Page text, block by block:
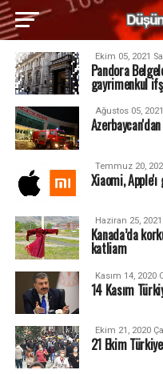
Ekim 05, 2021
Pandora
gayrimenkul
Ağustos 05,
Temmuz 20,
Xiaomi,
Haziran 25,
Kanada’da
katliam
Kasım 14, 2020
14 Kasım
Ekim 21, 2020
21 Ekim